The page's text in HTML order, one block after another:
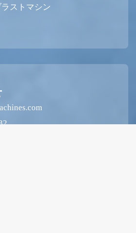
ラストマシン